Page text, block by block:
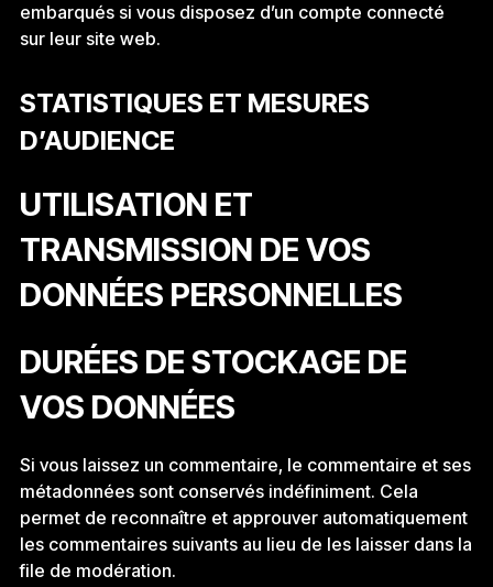
embarqués si vous disposez d’un compte connecté
sur leur site web.
STATISTIQUES ET MESURES
D’AUDIENCE
UTILISATION ET
TRANSMISSION DE VOS
DONNÉES PERSONNELLES
DURÉES DE STOCKAGE DE
VOS DONNÉES
Si vous laissez un commentaire, le commentaire et ses
métadonnées sont conservés indéfiniment. Cela
permet de reconnaître et approuver automatiquement
les commentaires suivants au lieu de les laisser dans la
file de modération.